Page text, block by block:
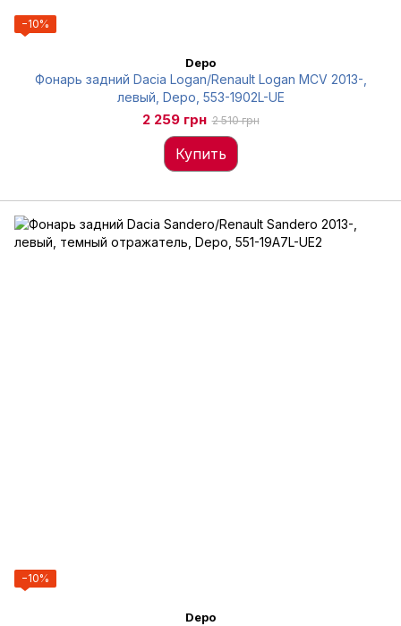
−10%
Depo
Фонарь задний Dacia Logan/Renault Logan MCV 2013-,
левый, Depo, 553-1902L-UE
2 259 грн 2 510 грн
Купить
−10%
Depo